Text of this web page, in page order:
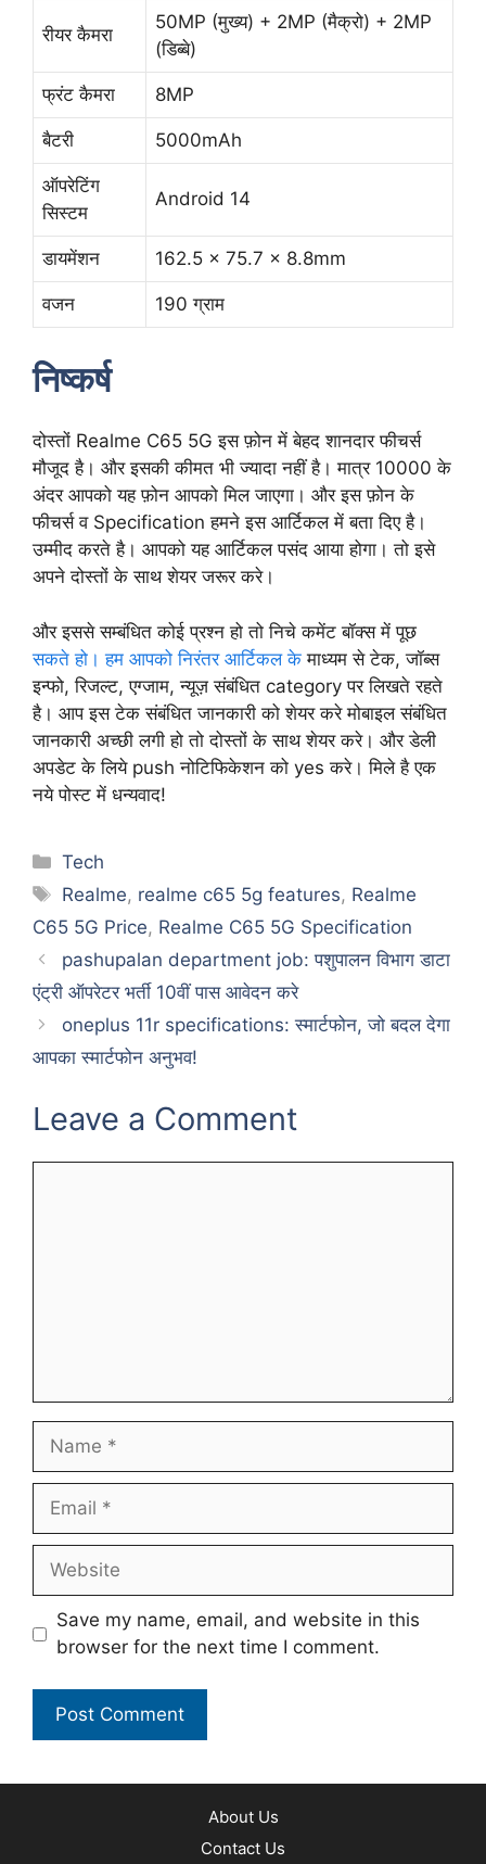
रीयर कैमरा
50MP (मुख्य) + 2MP (मैक्रो) + 2MP
(डिब्बे)
फ्रंट कैमरा 8MP
बैटरी 5000mAh
ऑपरेटिंग
सिस्टम
Android 14
डायमेंशन 162.5 x 75.7 x 8.8mm
वजन 190 ग्राम
निष्कर्ष
दोस्तों Realme C65 5G इस फ़ोन में बेहद शानदार फीचर्स
मौजूद है। और इसकी कीमत भी ज्यादा नहीं है। मात्र 10000 के
अंदर आपको यह फ़ोन आपको मिल जाएगा। और इस फ़ोन के
फीचर्स व Specification हमने इस आर्टिकल में बता दिए है।
उम्मीद करते है। आपको यह आर्टिकल पसंद आया होगा। तो इसे
अपने दोस्तों के साथ शेयर जरूर करे।
और इससे सम्बंधित कोई प्रश्न हो तो निचे कमेंट बॉक्स में पूछ
सकते हो। हम आपको निरंतर आर्टिकल के माध्यम से टेक, जॉब्स
इन्फो, रिजल्ट, एग्जाम, न्यूज़ संबंधित category पर लिखते रहते
है। आप इस टेक संबंधित जानकारी को शेयर करे मोबाइल संबंधित
जानकारी अच्छी लगी हो तो दोस्तों के साथ शेयर करे। और डेली
अपडेट के लिये push नोटिफिकेशन को yes करे। मिले है एक
नये पोस्ट में धन्यवाद!
Categories
Tech
Tags
Realme, realme c65 5g features, Realme
C65 5G Price, Realme C65 5G Specification
pashupalan department job: पशुपालन विभाग डाटा
एंट्री ऑपरेटर भर्ती 10वीं पास आवेदन करे
oneplus 11r specifications: स्मार्टफोन, जो बदल देगा
आपका स्मार्टफोन अनुभव!
Leave a Comment
Name
Email
Website
Save my name, email, and website in this
browser for the next time I comment.
About Us
Contact Us